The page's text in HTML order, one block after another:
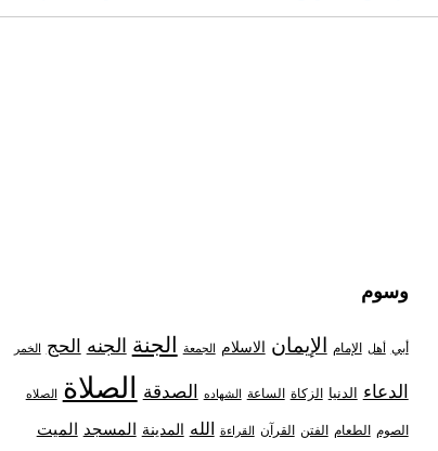
وسوم
أبي أهل الإمام الإيمان الاسلام الجمعة الجنة الجنه الحج الخمر
الدعاء الدنيا الزكاة الساعة الشهاده الصدقة الصلاة الصلاه
الصوم الطعام الفتن القرآن القراءة الله المدينة المسجد الميت